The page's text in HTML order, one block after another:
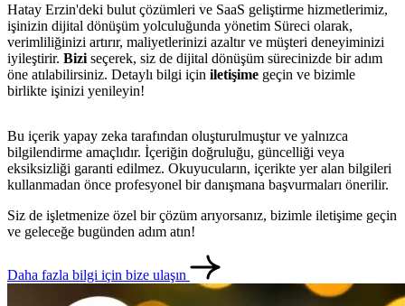
İletişim English
Hatay Erzin'deki bulut çözümleri ve SaaS geliştirme hizmetlerimiz,
işinizin dijital dönüşüm yolculuğunda yönetim Süreci olarak,
verimliliğinizi artırır, maliyetlerinizi azaltır ve müşteri deneyiminizi
iyileştirir. Bizi seçerek, siz de dijital dönüşüm sürecinizde bir adım
öne atılabilirsiniz. Detaylı bilgi için iletişime geçin ve bizimle
birlikte işinizi yenileyin!
Bu içerik yapay zeka tarafından oluşturulmuştur ve yalnızca
bilgilendirme amaçlıdır. İçeriğin doğruluğu, güncelliği veya
eksiksizliği garanti edilmez. Okuyucuların, içerikte yer alan bilgileri
kullanmadan önce profesyonel bir danışmana başvurmaları önerilir.
Siz de işletmenize özel bir çözüm arıyorsanız, bizimle iletişime geçin
ve geleceğe bugünden adım atın!
Daha fazla bilgi için bize ulaşın